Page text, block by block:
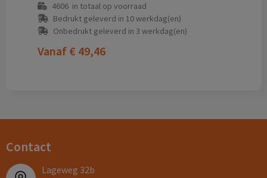
4606in totaal op voorraad
Bedrukt geleverd in 10 werkdag(en)
Onbedrukt geleverd in 3 werkdag(en)
Vanaf € 49,46
Contact
Lageweg 32b